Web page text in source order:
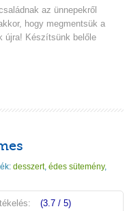
az ünnepekről
hogy megmentsük a
újra! Készítsünk belőle
desszert, édes sütemény,
(3.7 / 5)